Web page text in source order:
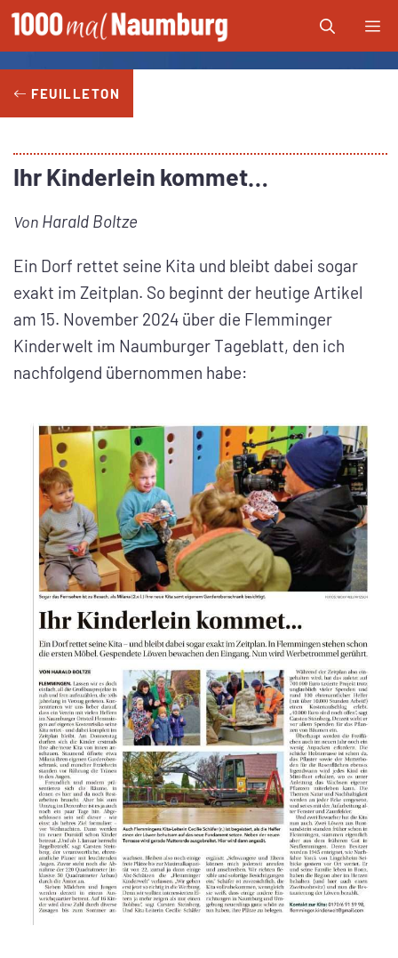
Zum
Inhalt
springen
FEUILLETON
Ihr Kinderlein kommet…
Von Harald Boltze
Ein Dorf rettet seine Kita und bleibt dabei sogar
exakt im Zeitplan. So beginnt der heutige Artikel
am 15. November 2024 über die Flemminger
Kinderwelt im Naumburger Tageblatt, den ich
nachfolgend übernommen habe: